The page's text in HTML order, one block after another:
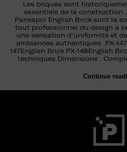
Les briques sont
essentiels de la construction.
Panespol English Brick sont la
tout professionnel du design a
une sensation d’uniformité et
ambiances authentiques. PX-
147English Brick PX-148English
techniques Dimensions :
Continue